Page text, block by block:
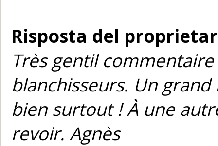
Risposta del
Très gentil
blanchisseurs. Un
bien surtout ! À une
revoir. Agnès